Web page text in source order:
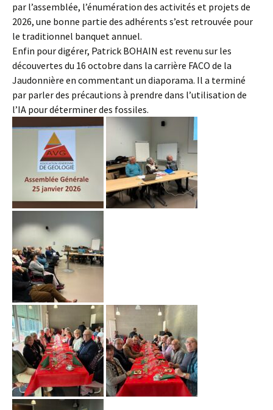
par l’assemblée, l’énumération des activités et projets de
2026, une bonne partie des adhérents s’est retrouvée pour
le traditionnel banquet annuel.
Enfin pour digérer, Patrick BOHAIN est revenu sur les
découvertes du 16 octobre dans la carrière FACO de la
Jaudonnière en commentant un diaporama. Il a terminé
par parler des précautions à prendre dans l’utilisation de
l’IA pour déterminer des fossiles.